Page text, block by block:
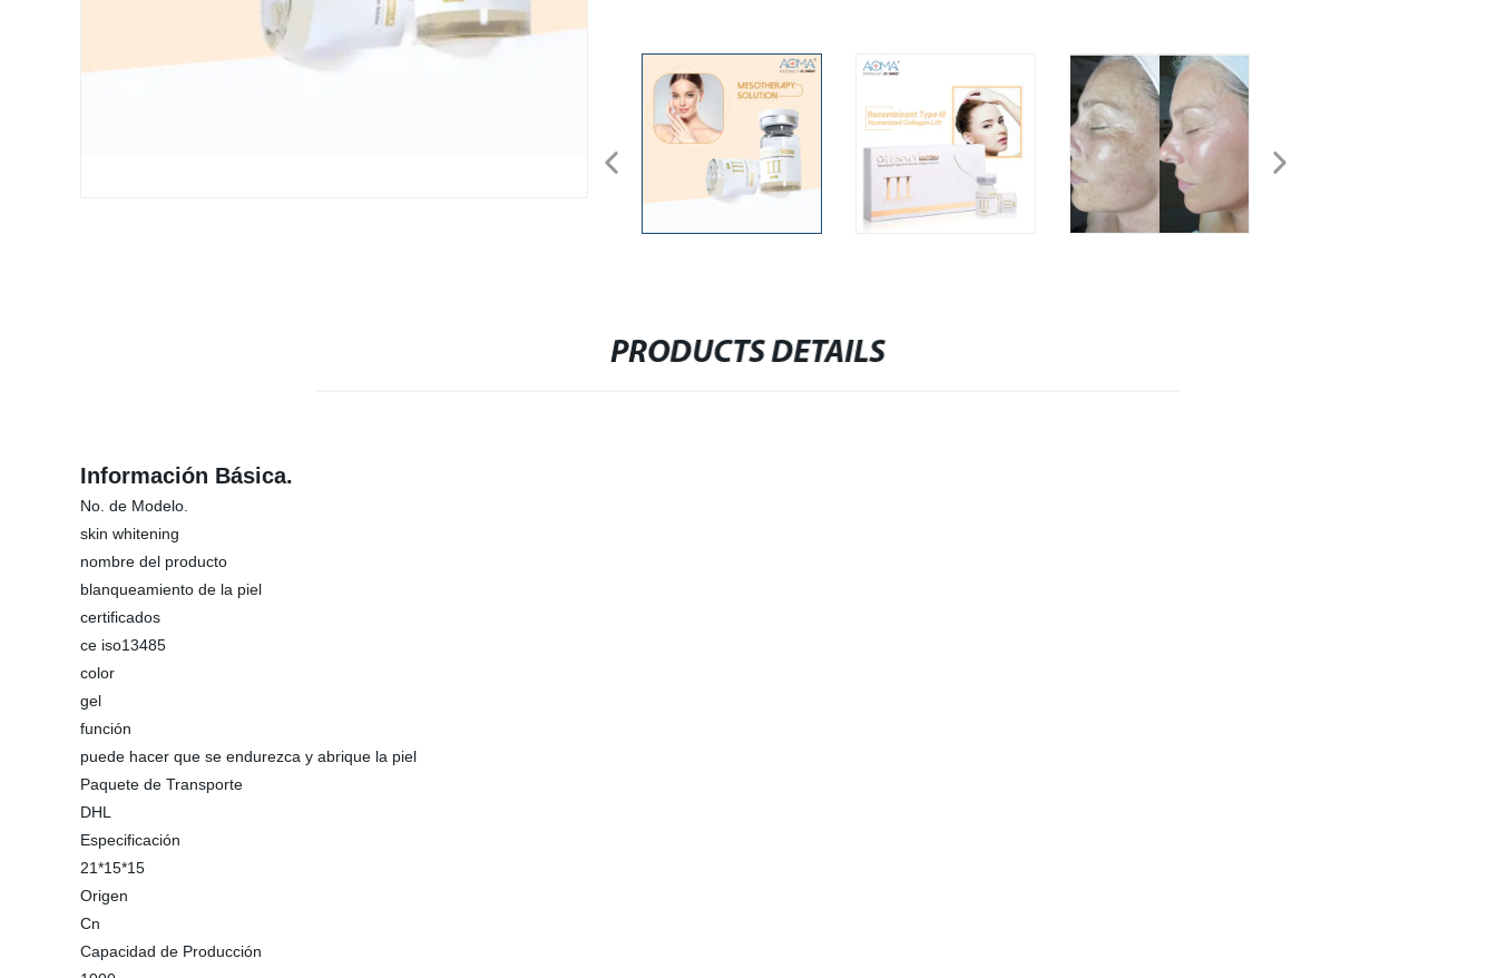
PRODUCTS DETAILS
Información Básica.
No. de Modelo.
skin whitening
nombre del producto
blanqueamiento de la piel
certificados
ce iso13485
color
gel
función
puede hacer que se endurezca y abrique la piel
Paquete de Transporte
DHL
Especificación
21*15*15
Origen
Cn
Capacidad de Producción